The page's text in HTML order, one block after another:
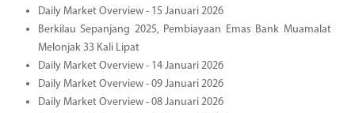
Daily Market Overview - 15 Januari 2026
Berkilau Sepanjang 2025, Pembiayaan Emas Bank Muamalat
Melonjak 33 Kali Lipat
Daily Market Overview - 14 Januari 2026
Daily Market Overview - 09 Januari 2026
Daily Market Overview - 08 Januari 2026